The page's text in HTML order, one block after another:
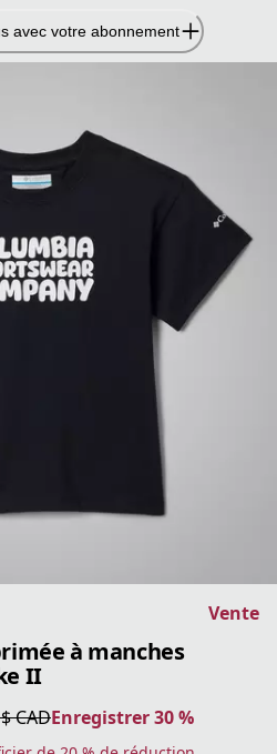
avec votre abonnement
Vente
à manches
II
CADEnregistrer 30 %